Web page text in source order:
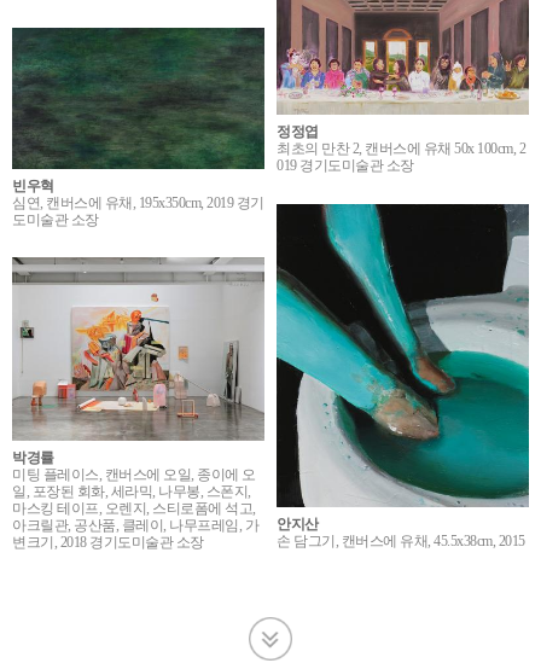
정정엽
최초의 만찬 2, 캔버스에 유채 50x 100cm, 2
019 경기도미술관 소장
빈우혁
심연, 캔버스에 유채, 195x350cm, 2019 경기
도미술관 소장
안지산
손 담그기, 캔버스에 유채, 45.5x38cm, 2015
박경률
미팅 플레이스, 캔버스에 오일, 종이에 오
일, 포장된 회화, 세라믹, 나무봉, 스폰지,
마스킹 테이프, 오렌지, 스티로폼에 석고,
아크릴관, 공산품, 클레이, 나무프레임, 가
변크기, 2018 경기도미술관 소장